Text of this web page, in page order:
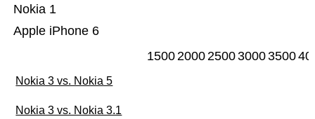
Apple iPhone 6
Nokia 1
15002000250030003500
Nokia 3 vs. Nokia 5
Nokia 3 vs. Nokia 3.1